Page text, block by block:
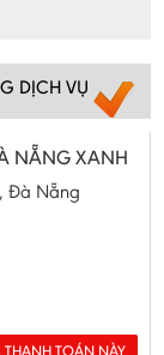
DỊCH VỤ
NẴNG XANH
Đà Nẵng